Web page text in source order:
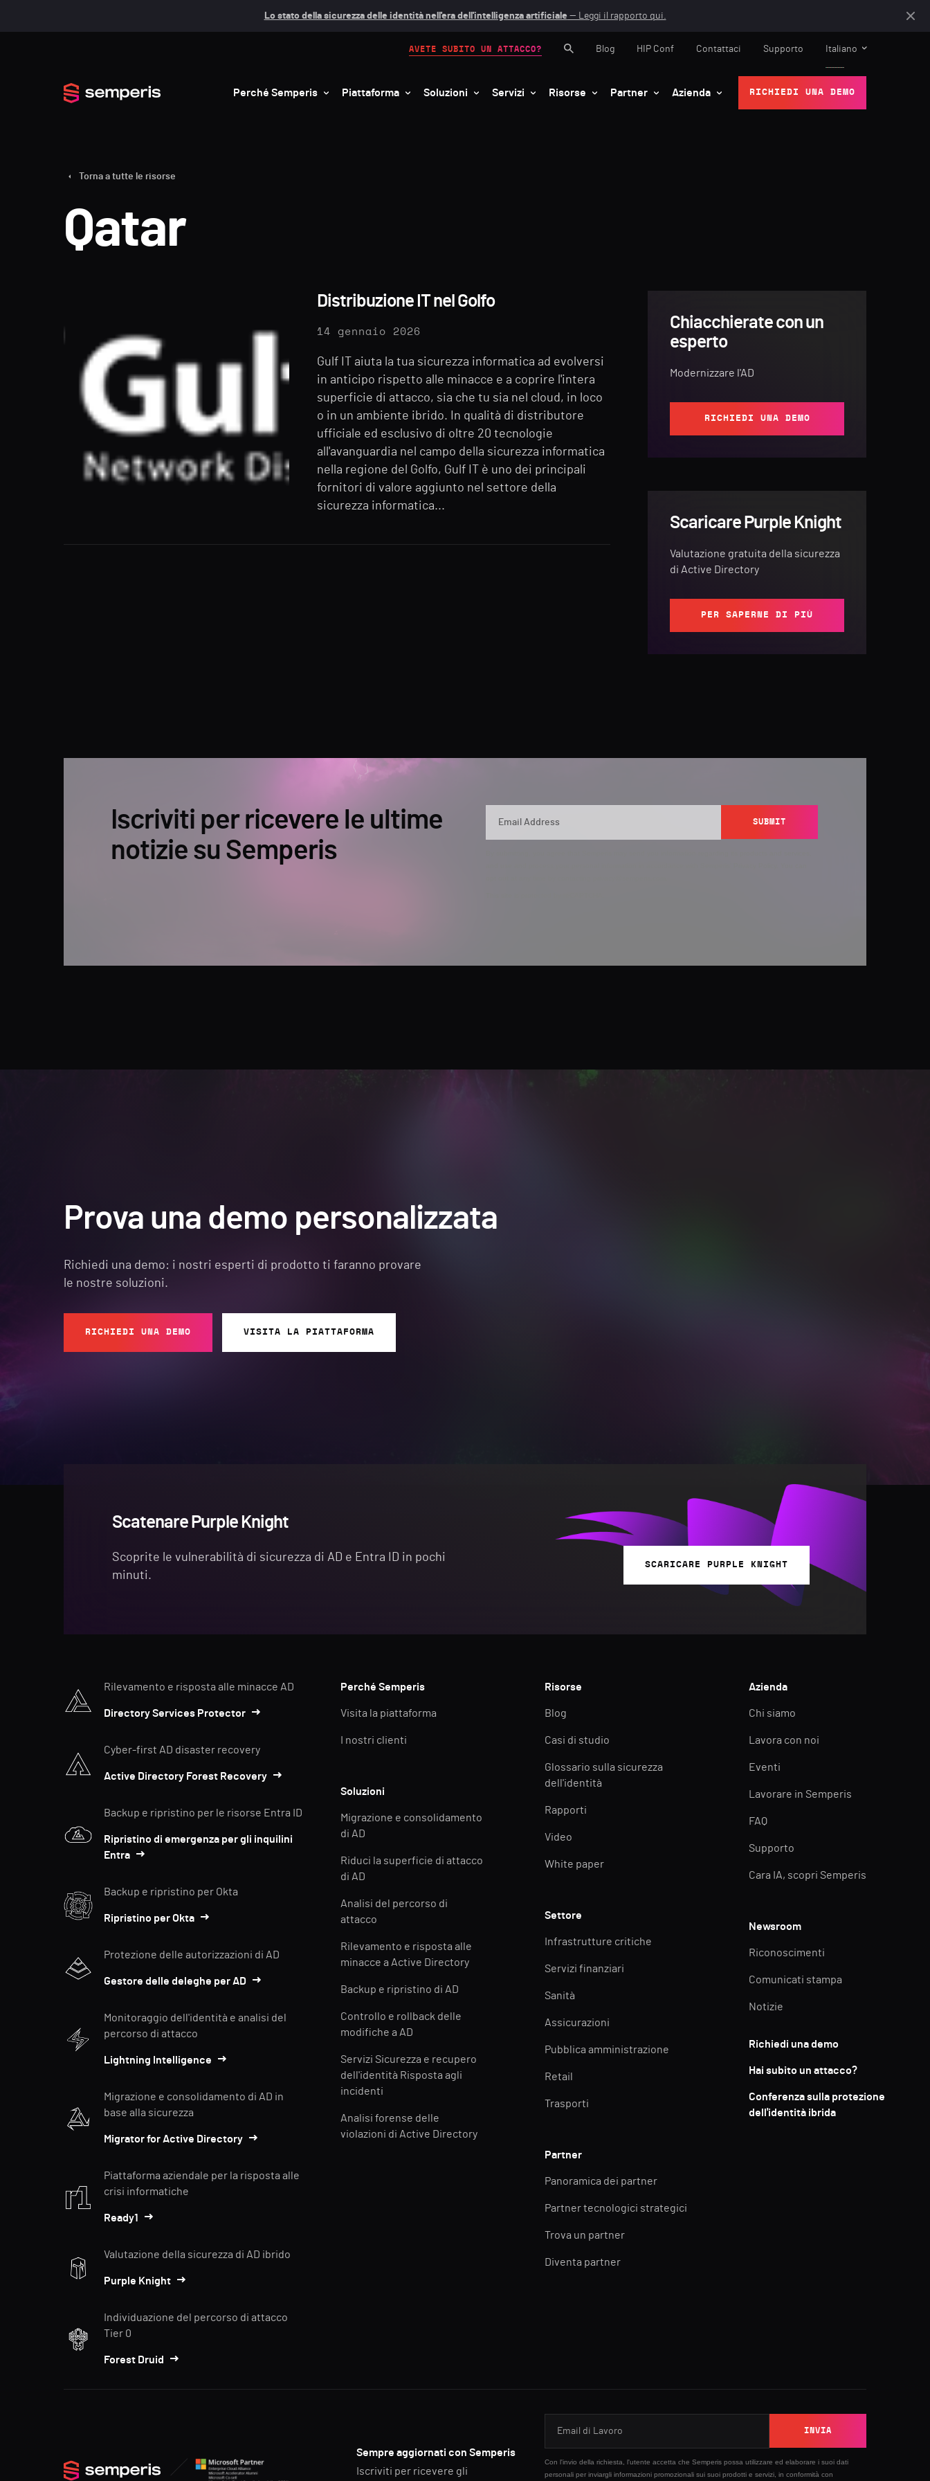
Lo stato della sicurezza delle identità nell'era dell'intelligenza artificiale — Leggi il rapporto qui.
Perché Semperis Piattaforma Soluzioni Servizi Risorse Partner Azienda RICHIEDI UNA DEMO
AVETE SUBITO UN ATTACCO? Blog HIP Conf Contattaci Supporto Italiano
Torna a tutte le risorse
Qatar
Chiacchierate con un
esperto
Modernizzare l'AD
RICHIEDI UNA DEMO
Scaricare Purple Knight
Valutazione gratuita della sicurezza
di Active Directory
PER SAPERNE DI PIÙ
Distribuzione IT nel Golfo
14 gennaio 2026
Gulf IT aiuta la tua sicurezza informatica ad evolversi
in anticipo rispetto alle minacce e a coprire l'intera
superficie di attacco, sia che tu sia nel cloud, in loco
o in un ambiente ibrido. In qualità di distributore
ufficiale ed esclusivo di oltre 20 tecnologie
all'avanguardia nel campo della sicurezza informatica
nella regione del Golfo, Gulf IT è uno dei principali
fornitori di valore aggiunto nel settore della
sicurezza informatica...
Iscriviti per ricevere le ultime
notizie su Semperis
SUBMIT
Prova una demo personalizzata
Richiedi una demo: i nostri esperti di prodotto ti faranno provare
le nostre soluzioni.
RICHIEDI UNA DEMO VISITA LA PIATTAFORMA
Scatenare Purple Knight
Scoprite le vulnerabilità di sicurezza di AD e Entra ID in pochi
minuti.
SCARICARE PURPLE KNIGHT
Rilevamento e risposta alle minacce AD
Directory Services Protector
Cyber-first AD disaster recovery
Active Directory Forest Recovery
Backup e ripristino per le risorse Entra ID
Ripristino di emergenza per gli inquilini
Entra
Backup e ripristino per Okta
Ripristino per Okta
Protezione delle autorizzazioni di AD
Gestore delle deleghe per AD
Monitoraggio dell'identità e analisi del
percorso di attacco
Lightning Intelligence
Migrazione e consolidamento di AD in
base alla sicurezza
Migrator for Active Directory
Piattaforma aziendale per la risposta alle
crisi informatiche
Ready1
Valutazione della sicurezza di AD ibrido
Purple Knight
Individuazione del percorso di attacco
Tier 0
Forest Druid
Perché Semperis
Visita la piattaforma
I nostri clienti
Soluzioni
Migrazione e consolidamento
di AD
Riduci la superficie di attacco
di AD
Analisi del percorso di
attacco
Rilevamento e risposta alle
minacce a Active Directory
Backup e ripristino di AD
Controllo e rollback delle
modifiche a AD
Servizi Sicurezza e recupero
dell'identità Risposta agli
incidenti
Analisi forense delle
violazioni di Active Directory
Risorse
Blog
Casi di studio
Glossario sulla sicurezza
dell'identità
Rapporti
Video
White paper
Settore
Infrastrutture critiche
Servizi finanziari
Sanità
Assicurazioni
Pubblica amministrazione
Retail
Trasporti
Partner
Panoramica dei partner
Partner tecnologici strategici
Trova un partner
Diventa partner
Azienda
Chi siamo
Lavora con noi
Eventi
Lavorare in Semperis
FAQ
Supporto
Cara IA, scopri Semperis
Newsroom
Riconoscimenti
Comunicati stampa
Notizie
Richiedi una demo
Hai subito un attacco?
Conferenza sulla protezione
dell'identità ibrida
Sempre aggiornati con Semperis
Iscriviti per ricevere gli
Con l'invio della richiesta, l'utente accetta che Semperis possa utilizzare ed elaborare i suoi dati
personali per inviargli informazioni promozionali sui suoi prodotti e servizi, in conformità con
INVIA